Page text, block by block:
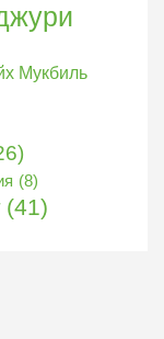
Мукбиль
(8)
(41)